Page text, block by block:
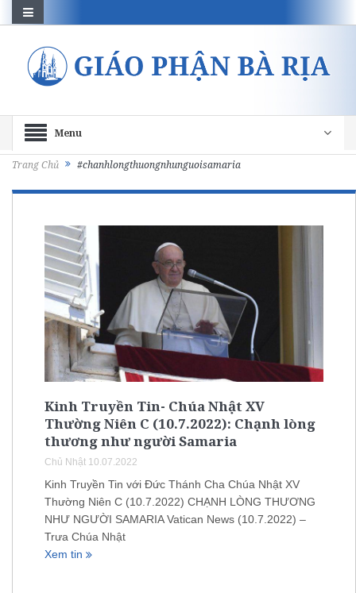
Menu
Trang Chủ #chanhlongthuongnhunguoisamaria
Kinh Truyền Tin- Chúa Nhật XV
Thường Niên C (10.7.2022): Chạnh lòng
thương như người Samaria
Chủ Nhật 10.07.2022
Kinh Truyền Tin với Đức Thánh Cha Chúa Nhật XV
Thường Niên C (10.7.2022) CHẠNH LÒNG THƯƠNG
NHƯ NGƯỜI SAMARIA Vatican News (10.7.2022) –
Trưa Chúa Nhật
Xem tin